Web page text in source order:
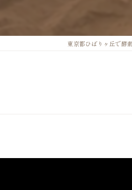
東京都ひばりヶ丘で酵